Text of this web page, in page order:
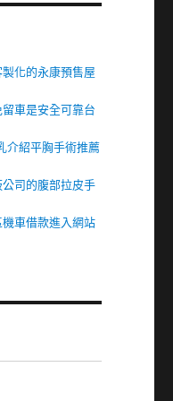
化的永康預售屋
車是安全可靠台
介紹平胸手術推薦
司的腹部拉皮手
車借款進入網站